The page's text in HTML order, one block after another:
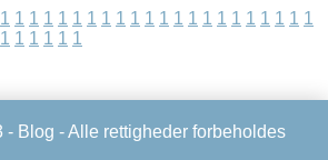
1 1 1 1 1 1 1 1 1 1 1 1 1 1 1 1 1 1 1 1 1 1
1 1 1 1 1 1
- Blog - Alle rettigheder forbeholdes